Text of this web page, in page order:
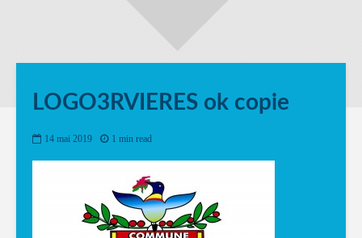
LOGO3RVIERES ok copie
14 mai 2019 1 min read